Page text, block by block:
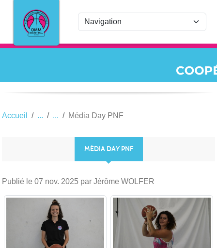
Accueil Média Day PNF
MÉDIA DAY PNF
Publié le 07 nov. 2025 par Jérôme WOLFER